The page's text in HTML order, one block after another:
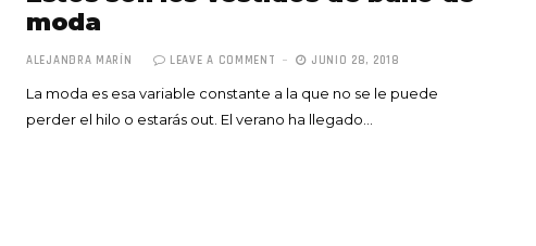
moda
ALEJANDRA MARÍN LEAVE A COMMENT JUNIO 28, 2018
La moda es esa variable constante a la que no se le puede
perder el hilo o estarás out. El verano ha llegado…Totó la Momposina: el